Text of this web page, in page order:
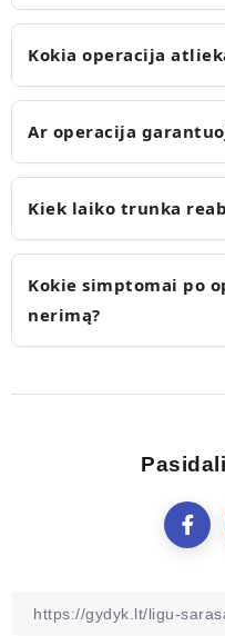
Kokia operacija
Ar operacija
Kiek laiko trunka
Kokie simptomai po
nerimą?